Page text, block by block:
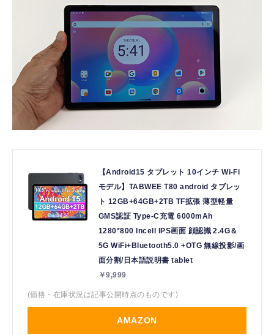
【Android15 タブレット 10インチ Wi-Fi
モデル】TABWEE T80 android タブレッ
ト 12GB+64GB+2TB TF拡張 薄型軽量
GMS認証 Type-C充電 6000mAh
1280*800 Incell IPS画面 顔認識 2.4G＆
5G WiFi+Bluetooth5.0 +OTG 無線投影/画
面分割/日本語説明書 tablet
￥9,999
(価格・在庫状況は記事公開時点のものです)
AMAZON